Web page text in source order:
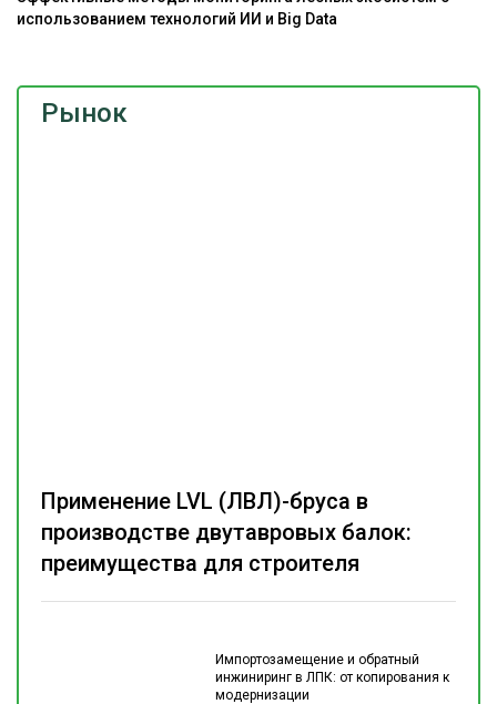
Рынок
Импортозамещение и обратный
инжиниринг в ЛПК: от копирования к
модернизации
Применение LVL (ЛВЛ)-бруса в
производстве двутавровых балок:
преимущества для строителя
использованием технологий ИИ и Big Data